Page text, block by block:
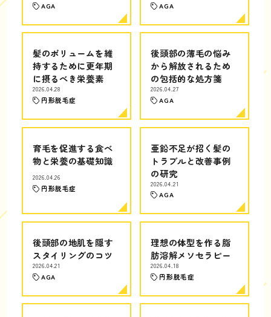
AGA AGA
髪のボリュームを維
持するために更年期
に摂るべき栄養素
2026.04.28
円形脱毛症
後頭部の薄毛の悩み
から解放されるため
の包括的な処方箋
2026.04.27
AGA
育毛を促進する食べ
物と栄養の基礎知識
2026.04.26
円形脱毛症
亜鉛不足が招く髪の
トラブルと改善事例
の研究
2026.04.21
AGA
後頭部の地肌を隠す
スタイリングのコツ
2026.04.21
AGA
理想の体型を作る脂
肪溶解メソセラピー
2026.04.18
円形脱毛症